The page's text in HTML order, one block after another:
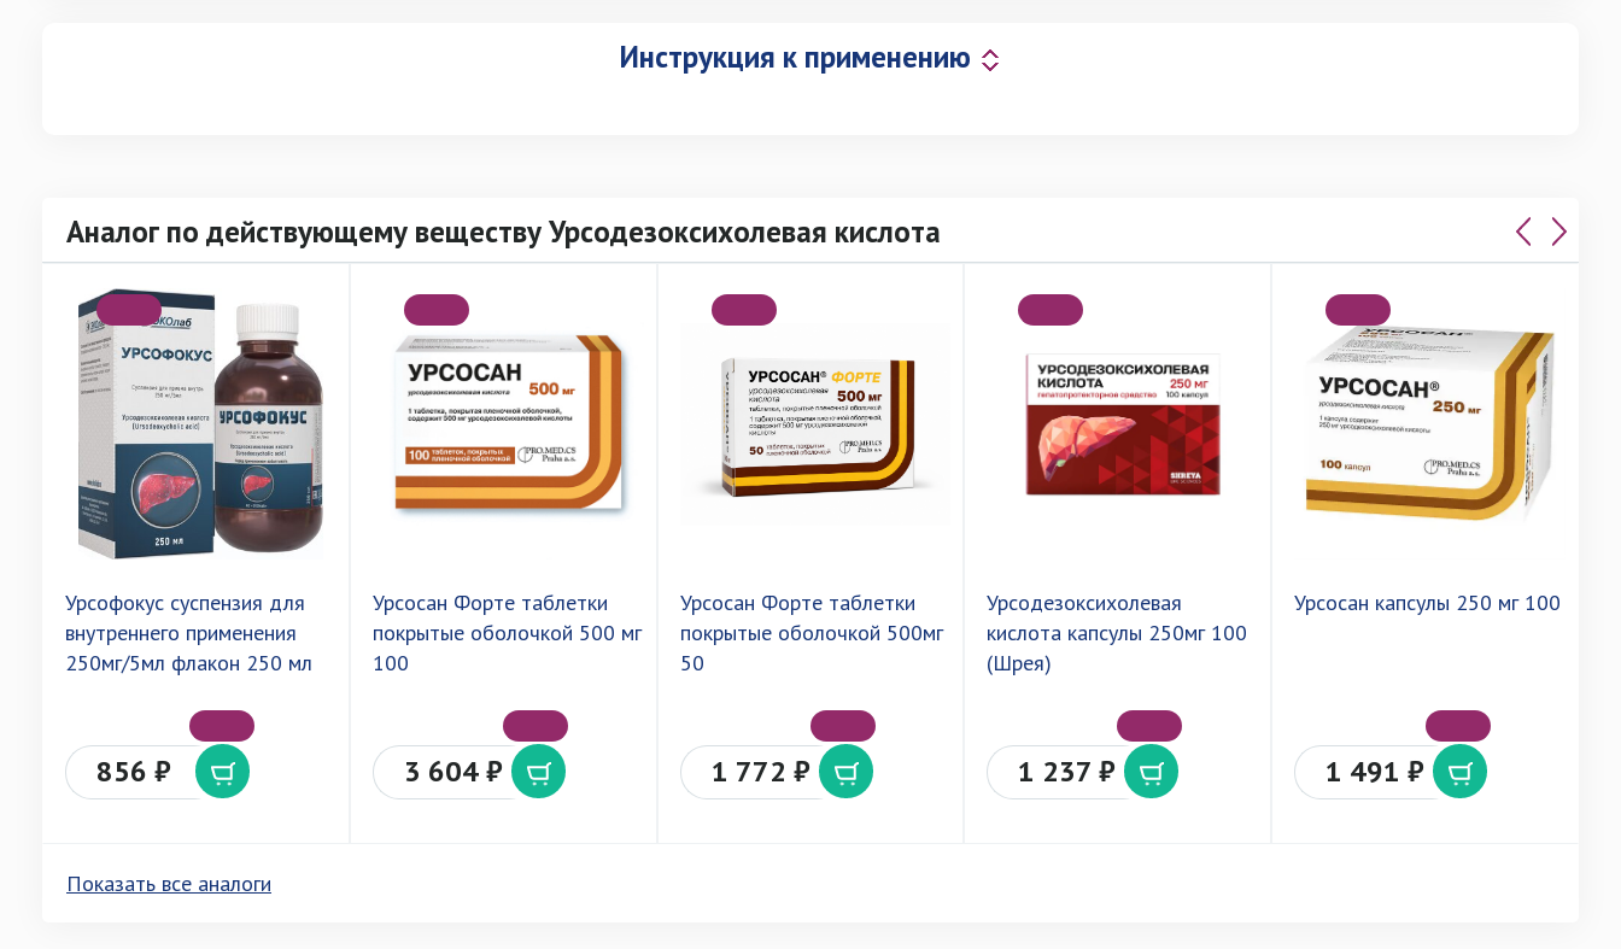
Инструкция к применению
Аналог по действующему веществу Урсодезоксихолевая кислота
Урсофокус суспензия для
внутреннего применения
250мг/5мл флакон 250 мл
856 ₽
Урсосан Форте таблетки
покрытые оболочкой 500 мг
100
3 604 ₽
Урсосан Форте таблетки
покрытые оболочкой 500мг
50
1 772 ₽
Урсодезоксихолевая
кислота капсулы 250мг 100
(Шрея)
1 237 ₽
Урсосан капсулы 250 мг 100
1 491 ₽
Показать все аналоги